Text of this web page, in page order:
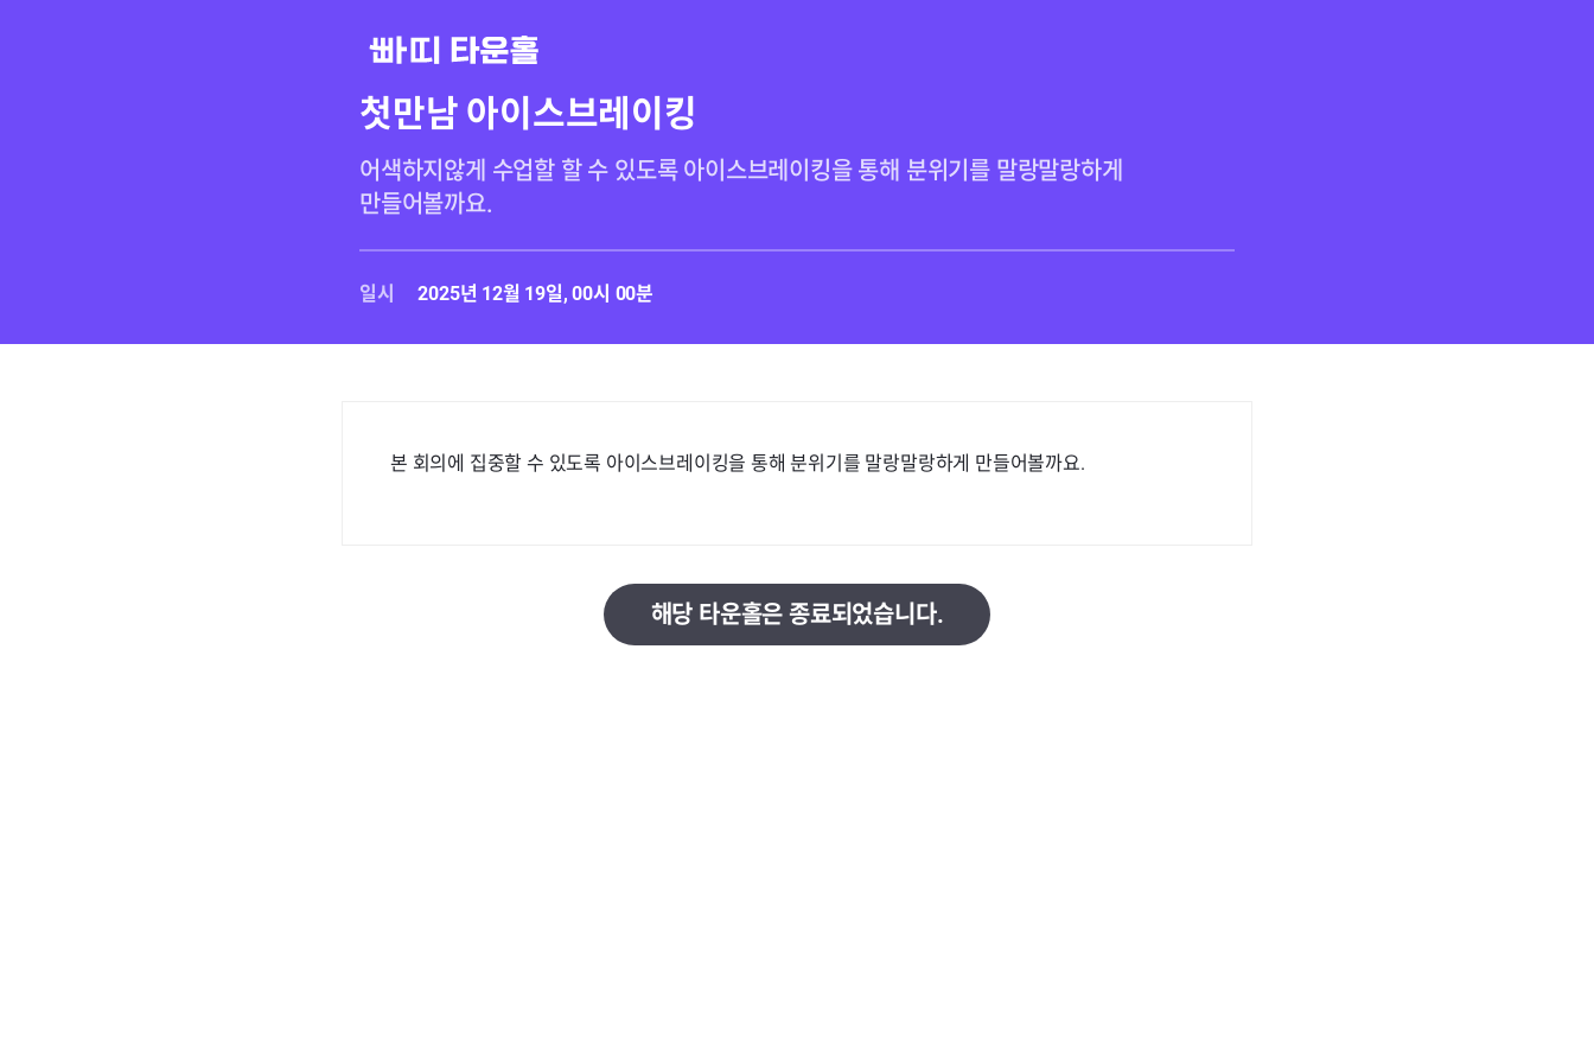
첫만남 아이스브레이킹
어색하지않게 수업할 할 수 있도록 아이스브레이킹을 통해 분위기를 말랑말랑하게
일시 2025년 12월 19일, 00시 00분
본 회의에 집중할 수 있도록 아이스브레이킹을 통해 분위기를 말랑말랑하게 만들어볼까요.
해당 타운홀은 종료되었습니다.